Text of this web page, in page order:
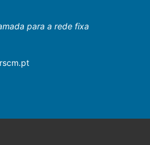
para a rede fixa